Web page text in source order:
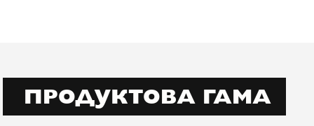
ПРОДУКТОВА ГАМА